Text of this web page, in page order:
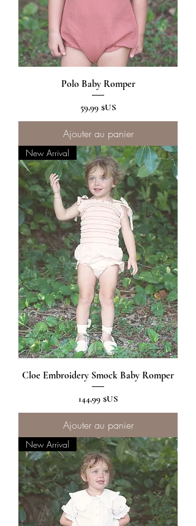
Polo Baby Romper
Prix
59,99 $US
Ajouter au panier
New Arrival
Cloe Embroidery Smock Baby Romper
Prix
144,99 $US
Ajouter au panier
New Arrival